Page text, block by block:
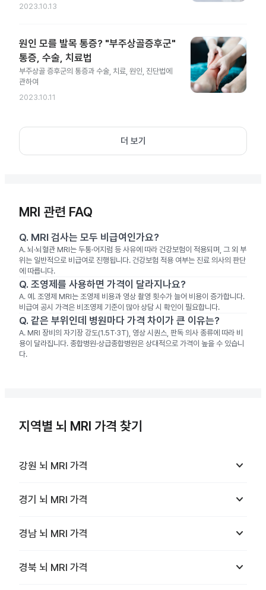
2023.10.13
원인 모를 발목 통증? "부주상골증후군"
통증, 수술, 치료법
부주상골 증후군의 통증과 수술, 치료, 원인, 진단법에
관하여
2023.10.11
더 보기
MRI 관련 FAQ
Q. MRI 검사는 모두 비급여인가요?
A. 뇌·뇌혈관 MRI는 두통·어지럼 등 사유에 따라 건강보험이 적용되며, 그 외 부
위는 일반적으로 비급여로 진행됩니다. 건강보험 적용 여부는 진료 의사의 판단
에 따릅니다.
Q. 조영제를 사용하면 가격이 달라지나요?
A. 예. 조영제 MRI는 조영제 비용과 영상 촬영 횟수가 늘어 비용이 증가합니다.
비급여 공시 가격은 비조영제 기준이 많아 상담 시 확인이 필요합니다.
Q. 같은 부위인데 병원마다 가격 차이가 큰 이유는?
A. MRI 장비의 자기장 강도(1.5T·3T), 영상 시퀀스, 판독 의사 종류에 따라 비
용이 달라집니다. 종합병원·상급종합병원은 상대적으로 가격이 높을 수 있습니
다.
지역별 뇌 MRI 가격 찾기
강원 뇌 MRI 가격 keyboard_arrow_down
경기 뇌 MRI 가격 keyboard_arrow_down
경남 뇌 MRI 가격 keyboard_arrow_down
경북 뇌 MRI 가격 keyboard_arrow_down